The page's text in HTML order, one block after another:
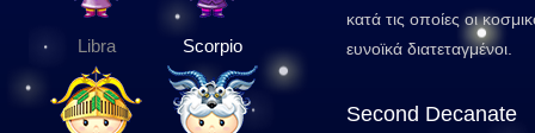
Libra Scorpio
κατά τις οποίες οι
ευνοϊκά διατεταγμένοι.
Second Decanate